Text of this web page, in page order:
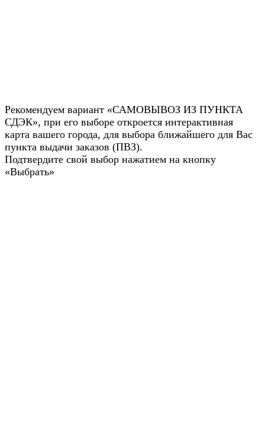
Рекомендуем вариант «САМОВЫВОЗ ИЗ ПУНКТА
СДЭК», при его выборе откроется интерактивная
карта вашего города, для выбора ближайшего для Вас
пункта выдачи заказов (ПВЗ).
Подтвердите свой выбор нажатием на кнопку
«Выбрать»